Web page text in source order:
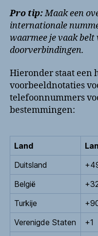
Pro tip:Maak een
internationale
waarmee je vaak
doorverbindingen.
Hieronder staat een
voorbeeldnotaties
telefoonnummers
bestemmingen:
Land
Duitsland
België
Turkije
Verenigde Staten
+1